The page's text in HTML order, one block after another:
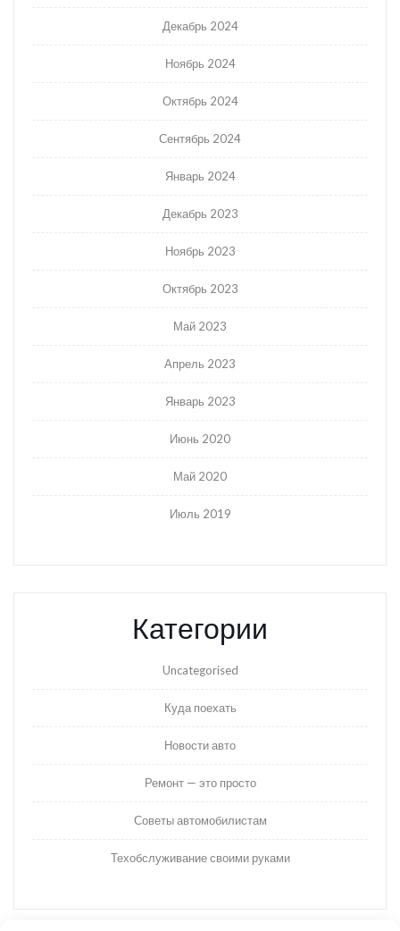
Декабрь 2024
Ноябрь 2024
Октябрь 2024
Сентябрь 2024
Январь 2024
Декабрь 2023
Ноябрь 2023
Октябрь 2023
Май 2023
Апрель 2023
Январь 2023
Июнь 2020
Май 2020
Июль 2019
Категории
Uncategorised
Куда поехать
Новости авто
Ремонт — это просто
Советы автомобилистам
Техобслуживание своими руками